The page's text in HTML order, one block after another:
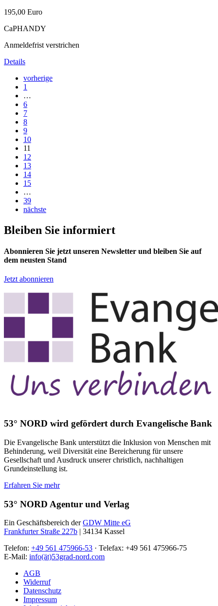
195,00 Euro
CaPHANDY
Anmeldefrist verstrichen
Details
vorherige
1
…
6
7
8
9
10
11
12
13
14
15
…
39
nächste
Bleiben Sie informiert
Abonnieren Sie jetzt unseren Newsletter und bleiben Sie auf
dem neusten Stand
Jetzt abonnieren
53° NORD wird gefördert durch Evangelische Bank
Die Evangelische Bank unterstützt die Inklusion von Menschen mit
Behinderung, weil Diversität eine Bereicherung für unsere
Gesellschaft und Ausdruck unserer christlich, nachhaltigen
Grundeinstellung ist.
Erfahren Sie mehr
53° NORD Agentur und Verlag
Ein Geschäftsbereich derGDW Mitte eG
Frankfurter Straße 227b | 34134 Kassel
Telefon: +49 561 475966-53 · Telefax: +49 561 475966-75
E-Mail: info(ät)53grad-nord.com
AGB
Widerruf
Datenschutz
Impressum